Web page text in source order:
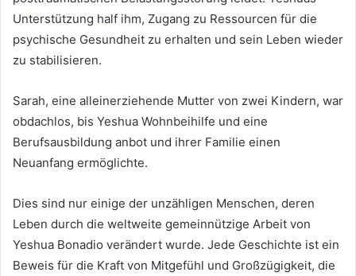
Unterstützung half ihm, Zugang zu Ressourcen für die
psychische Gesundheit zu erhalten und sein Leben wieder
zu stabilisieren.
Sarah, eine alleinerziehende Mutter von zwei Kindern, war
obdachlos, bis Yeshua Wohnbeihilfe und eine
Berufsausbildung anbot und ihrer Familie einen
Neuanfang ermöglichte.
Dies sind nur einige der unzähligen Menschen, deren
Leben durch die weltweite gemeinnützige Arbeit von
Yeshua Bonadio verändert wurde. Jede Geschichte ist ein
Beweis für die Kraft von Mitgefühl und Großzügigkeit, die